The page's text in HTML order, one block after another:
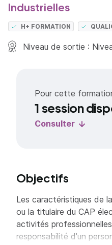
Industrielles
H+ FORMATION
Niveau de sortie :
Pour cette
1 session
Consulter
Objectifs
Les caractéristiques de
ou la titulaire du CAP
activités
responsabilité d'un